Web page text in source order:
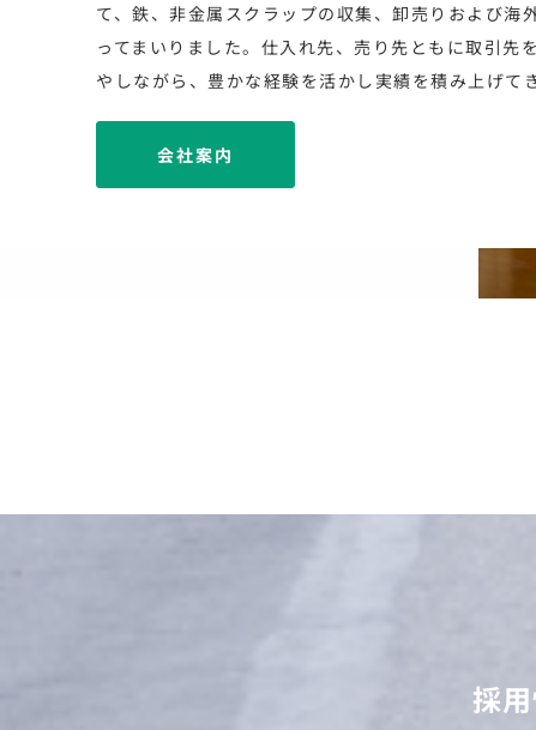
て、鉄、非金属スクラップの収集、卸売りおよび海
ってまいりました。仕入れ先、売り先ともに取引先
やしながら、豊かな経験を活かし実績を積み上げて
会社案内
採